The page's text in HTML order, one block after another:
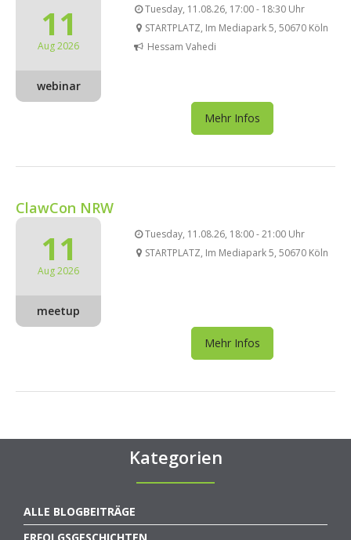
11
Aug 2026
webinar
Tuesday, 11.08.26, 17:00 - 18:30 Uhr
STARTPLATZ, Im Mediapark 5, 50670 Köln
Hessam Vahedi
Mehr Infos
ClawCon NRW
11
Aug 2026
meetup
Tuesday, 11.08.26, 18:00 - 21:00 Uhr
STARTPLATZ, Im Mediapark 5, 50670 Köln
Mehr Infos
Kategorien
ALLE BLOGBEITRÄGE